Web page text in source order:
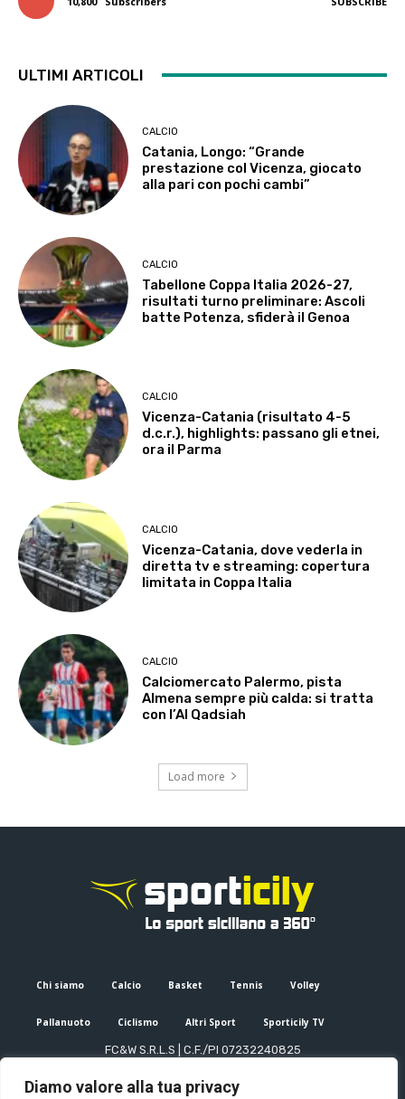
Diamo valore alla tua privacy
ULTIMI ARTICOLI
CALCIO
Catania, Longo: “Grande
prestazione col Vicenza, giocato
alla pari con pochi cambi”
CALCIO
Tabellone Coppa Italia 2026-27,
risultati turno preliminare: Ascoli
batte Potenza, sfiderà il Genoa
CALCIO
Vicenza-Catania (risultato 4-5
d.c.r.), highlights: passano gli etnei,
ora il Parma
CALCIO
Vicenza-Catania, dove vederla in
diretta tv e streaming: copertura
limitata in Coppa Italia
CALCIO
Calciomercato Palermo, pista
Almena sempre più calda: si tratta
con l’Al Qadsiah
Load more
Chi siamo Calcio Basket Tennis Volley
Pallanuoto Ciclismo Altri Sport Sporticily TV
FC&W S.R.L.S | C.F./PI 07232240825
Editore e direttore responsabile: Francesco Cammuca | Registro